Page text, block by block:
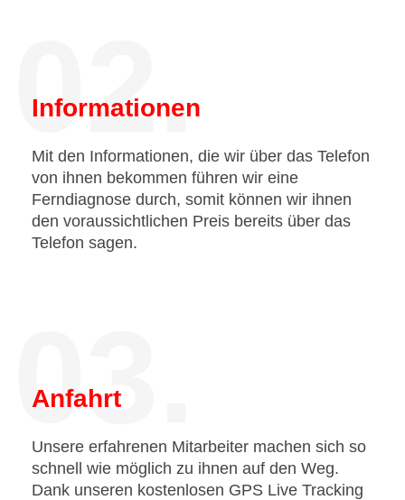
02.
Informationen
Mit den Informationen, die wir über das Telefon
von ihnen bekommen führen wir eine
Ferndiagnose durch, somit können wir ihnen
den voraussichtlichen Preis bereits über das
Telefon sagen.
03.
Anfahrt
Unsere erfahrenen Mitarbeiter machen sich so
schnell wie möglich zu ihnen auf den Weg.
Dank unseren kostenlosen GPS Live Tracking